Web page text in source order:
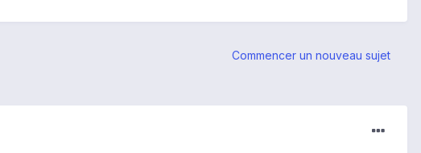
Commencer un nouveau sujet